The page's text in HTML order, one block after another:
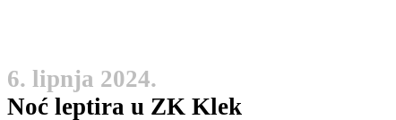
6. lipnja 2024.
Noć leptira u ZK Klek